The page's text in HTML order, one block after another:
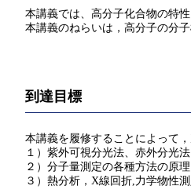
本講義では、高分子化合物の特
本講義のねらいは，高分子の分
到達目標
本講義を履修することによって，
１）紫外可視分光法、赤外分光
２）分子量測定の各種方法の原
３）熱分析，X線回折,力学物性